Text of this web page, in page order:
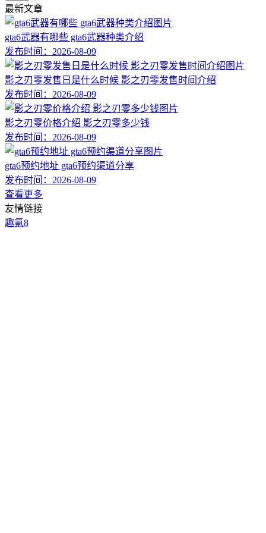
最新文章
gta6武器有哪些 gta6武器种类介绍
发布时间： 2026-08-09
影之刃零发售日是什么时候 影之刃零发售时间介绍
发布时间： 2026-08-09
影之刃零价格介绍 影之刃零多少钱
发布时间： 2026-08-09
gta6预约地址 gta6预约渠道分享
发布时间： 2026-08-09
查看更多
友情链接
趣氪8